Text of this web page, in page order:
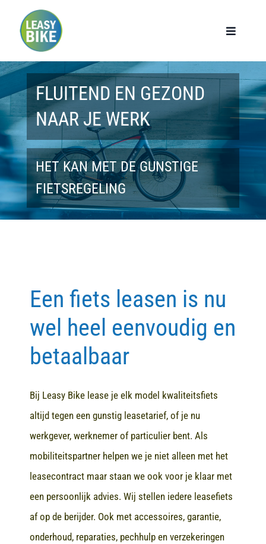
Toggle
Home
Werknemers
Werkgevers
Privé lease
Modellen
Contact
FLUITEND EN GEZOND
NAAR JE WERK
HET KAN MET DE GUNSTIGE
FIETSREGELING
Een fiets leasen is nu
wel heel eenvoudig en
betaalbaar
Bij Leasy Bike lease je elk model kwaliteitsfiets
altijd tegen een gunstig leasetarief, of je nu
werkgever, werknemer of particulier bent. Als
mobiliteitspartner helpen we je niet alleen met het
leasecontract maar staan we ook voor je klaar met
een persoonlijk advies. Wij stellen iedere leasefiets
af op de berijder. Ook met accessoires, garantie,
onderhoud, reparaties, pechhulp en verzekeringen